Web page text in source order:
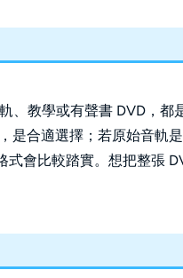
、教學或有聲書 DVD，
是合適選擇；若原始音軌
式會比較踏實。想把整張